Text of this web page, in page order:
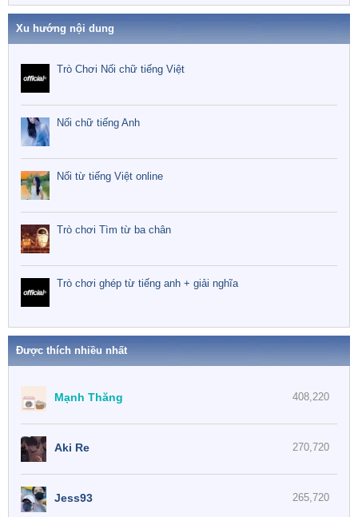
Xu hướng nội dung
Trò Chơi Nối chữ tiếng Việt
Nối chữ tiếng Anh
Nối từ tiếng Việt online
Trò chơi Tìm từ ba chân
Trò chơi ghép từ tiếng anh + giải nghĩa
Được thích nhiều nhất
408,220
Mạnh Thăng
270,720
Aki Re
265,720
Jess93